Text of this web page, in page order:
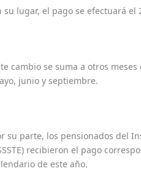
su lugar, el pago se efectuará el
cambio se suma a otros
junio y septiembre.
su parte, los pensionados del
recibieron el pago
de este año.